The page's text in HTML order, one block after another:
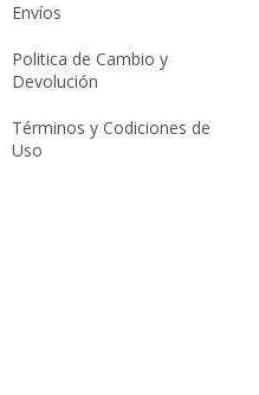
Envíos
Politica de Cambio y
Devolución
Términos y Codiciones de
Uso